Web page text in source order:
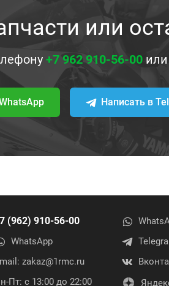
или
+7 962 910-56-00
Написать в
(962) 910-56-00
WhatsApp
zakaz@1rmc.ru
Пт: с 13:00 до 22:00